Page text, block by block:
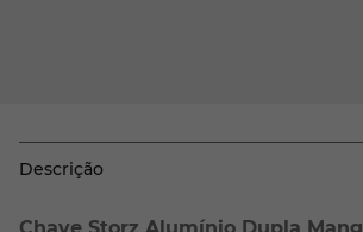
Descrição